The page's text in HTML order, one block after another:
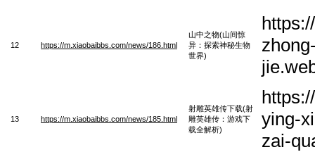
12 https://m.xiaobaibbs.com/news/186.html
山中之物(山间惊
异：探索神秘生物
世界)
13 https://m.xiaobaibbs.com/news/185.html
射雕英雄传下载(射
雕英雄传：游戏下
载全解析)
ying-
zai-